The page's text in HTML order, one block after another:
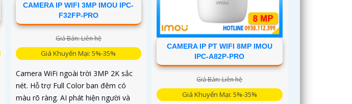
CAMERA IP WIFI 3MP IMOU IPC-
F32FP-PRO
Giá Bán: Liên hệ
Giá Khuyến Mại: 5%-35%
Camera WiFi ngoài trời 3MP 2K sắc
nét. Hỗ trợ Full Color ban đêm có
màu rõ ràng. AI phát hiện người và
CAMERA IP PT WIFI 8MP IMOU
IPC-A82P-PRO
Giá Bán: Liên hệ
Giá Khuyến Mại: 5%-35%